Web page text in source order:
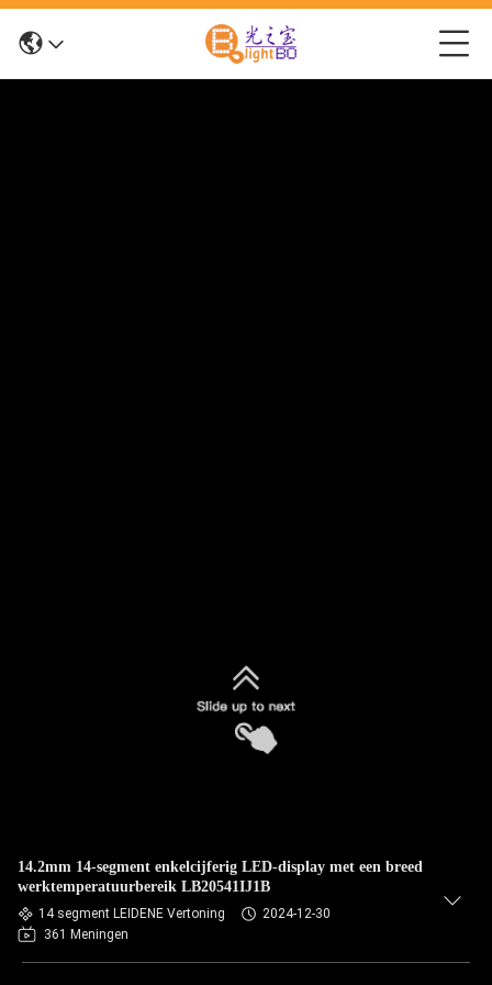
14.2mm 14-segment enkelcijferig LED-display met een breed
werktemperatuurbereik LB20541IJ1B
14 segment LEIDENE Vertoning
2024-12-30
361 Meningen